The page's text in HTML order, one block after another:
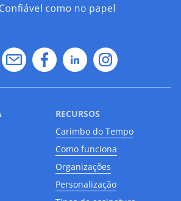
RECURSOS
Carimbo do Tempo
Como funciona
Organizações
Personalização